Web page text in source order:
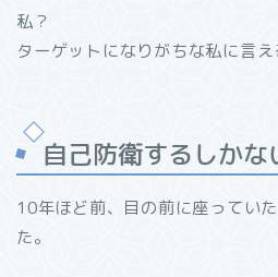
私？
ターゲットになりがちな私に言
自己防衛するしかな
10年ほど前、目の前に座ってい
た。